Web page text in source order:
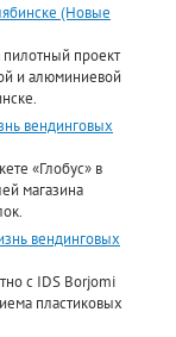
(Новые
пилотный проект
и алюминиевой
вендинговых
«Глобус» в
магазина
вендинговых
с IDS Borjomi
пластиковых